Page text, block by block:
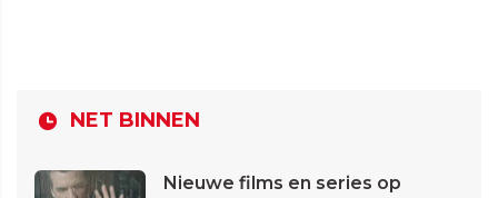
NET BINNEN
Nieuwe films en series op